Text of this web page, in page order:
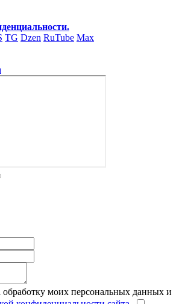
TG Dzen RuTube Max
моих персональных данных и